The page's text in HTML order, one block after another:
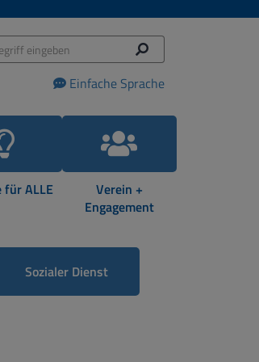
Einfache Sprache
für ALLE
Verein +
Engagement
Sozialer Dienst